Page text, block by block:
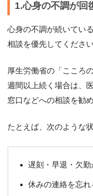
1.心身の不調が回
心身の不調が続いてい
相談を優先してください
厚生労働省の「こころ
週間以上続く場合は、
窓口などへの相談を勧
たとえば、次のような
遅刻・早退・欠勤
休みの連絡を忘れ